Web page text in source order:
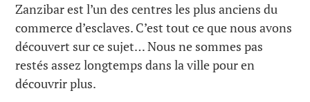
Zanzibar est l’un des centres les plus anciens du
commerce d’esclaves. C’est tout ce que nous avons
découvert sur ce sujet… Nous ne sommes pas
restés assez longtemps dans la ville pour en
découvrir plus.